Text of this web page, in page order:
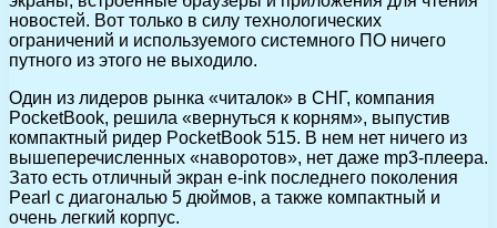
новостей. Вот только в силу технологических
ограничений и используемого системного ПО ничего
путного из этого не выходило.
Один из лидеров рынка «читалок» в СНГ, компания
PocketBook, решила «вернуться к корням», выпустив
компактный ридер PocketBook 515. В нем нет ничего из
вышеперечисленных «наворотов», нет даже mp3-плеера.
Зато есть отличный экран e-ink последнего поколения
Pearl с диагональю 5 дюймов, а также компактный и
очень легкий корпус.